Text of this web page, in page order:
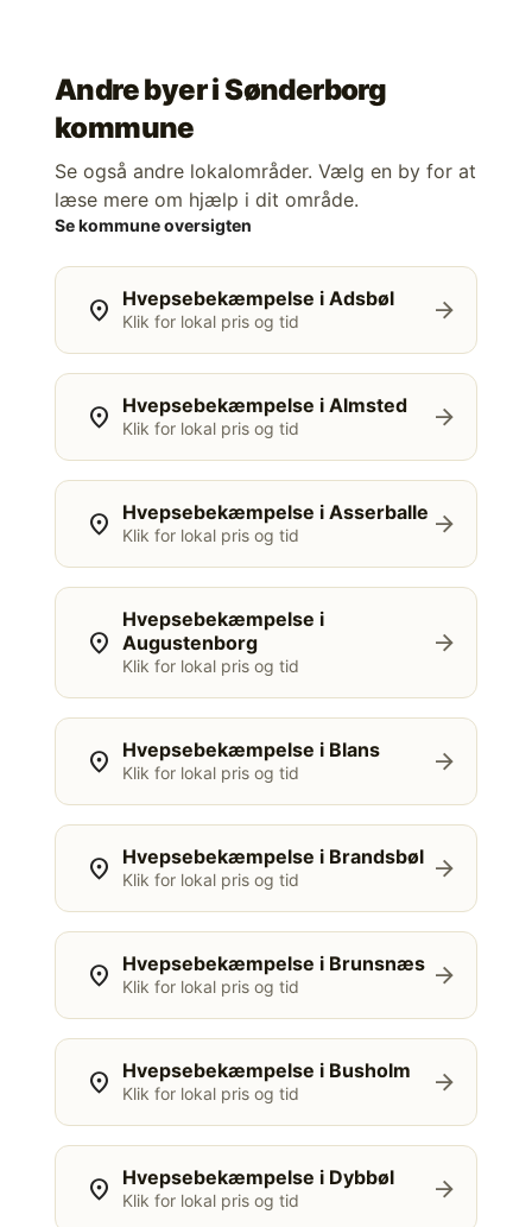
Andre byer iSønderborg
kommune
Se også andre lokalområder. Vælg en by for at
læse mere om hjælp i dit område.
Se kommune oversigten
location_on Hvepsebekæmpelse i Adsbøl
Klik for lokal pris og tid arrow_forward
location_on Hvepsebekæmpelse i Almsted
Klik for lokal pris og tid arrow_forward
location_on Hvepsebekæmpelse i Asserballe
Klik for lokal pris og tid arrow_forward
location_on
Hvepsebekæmpelse i
Augustenborg
Klik for lokal pris og tid
arrow_forward
location_on Hvepsebekæmpelse i Blans
Klik for lokal pris og tid arrow_forward
location_on Hvepsebekæmpelse i Brandsbøl
Klik for lokal pris og tid arrow_forward
location_on Hvepsebekæmpelse i Brunsnæs
Klik for lokal pris og tid arrow_forward
location_on Hvepsebekæmpelse i Busholm
Klik for lokal pris og tid arrow_forward
location_on Hvepsebekæmpelse i Dybbøl
Klik for lokal pris og tid arrow_forward